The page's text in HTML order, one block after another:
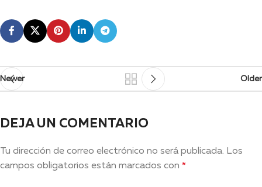
Newer Older
DEJA UN COMENTARIO
Tu dirección de correo electrónico no será publicada. Los
campos obligatorios están marcados con *